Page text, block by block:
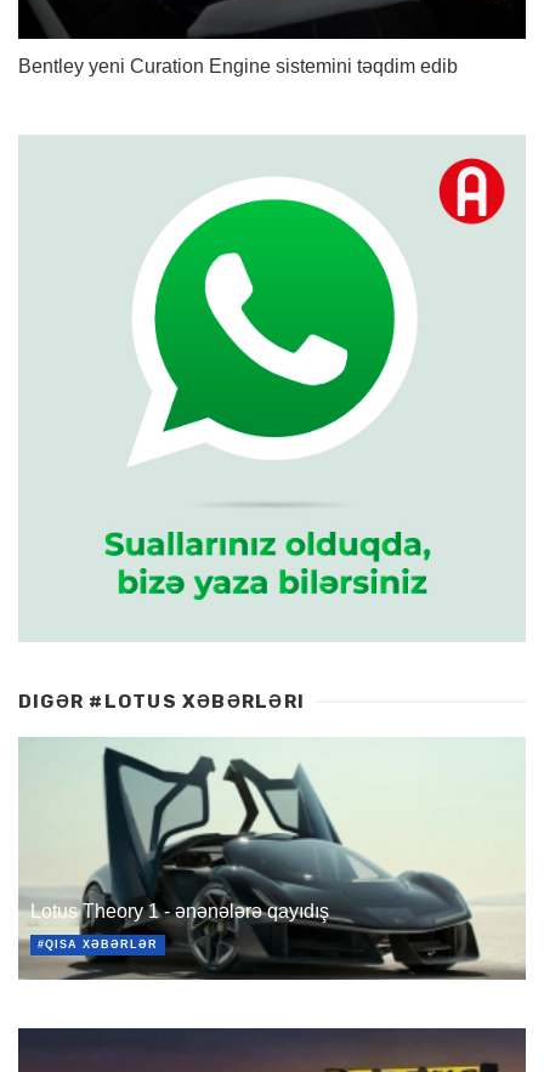
Bentley yeni Curation Engine sistemini təqdim edib
DIGƏR #LOTUS XƏBƏRLƏRI
Lotus Theory 1 - ənənələrə qayıdış
#QISA XƏBƏRLƏR